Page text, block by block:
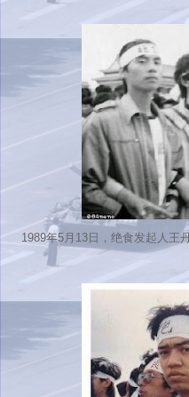
1989年5月13日，绝食发起人王